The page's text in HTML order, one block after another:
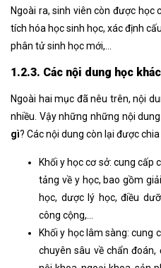
Ngoài ra, sinh viên còn được
tích hóa học sinh học, xác định
phân tử sinh học mới,…
1.2.3. Các nội dung học khác
Ngoài hai mục đã nêu trên, nội
nhiều. Vậy những những nội
gì? Các nội dung còn lại được
Khối y học cơ sở: cung cấp
tảng về y học, bao gồm
học, dược lý học, điều
công cộng,…
Khối y học lâm sàng: cung
chuyên sâu về chẩn